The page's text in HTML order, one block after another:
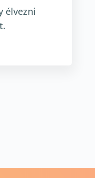
élvezni